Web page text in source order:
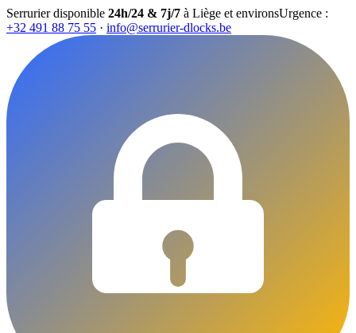
Serrurier disponible 24h/24 & 7j/7 à Liège et environsUrgence :
+32 491 88 75 55 · info@serrurier-dlocks.be